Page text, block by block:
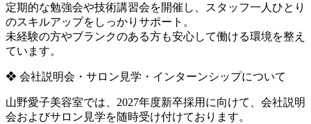
定期的な勉強会や技術講習会を開催し、スタッフ一人ひとり
のスキルアップをしっかりサポート。
未経験の方やブランクのある方も安心して働ける環境を整え
ています。
❖ 会社説明会・サロン見学・インターンシップについて
山野愛子美容室では、2027年度新卒採用に向けて、会社説明
会およびサロン見学を随時受け付けております。